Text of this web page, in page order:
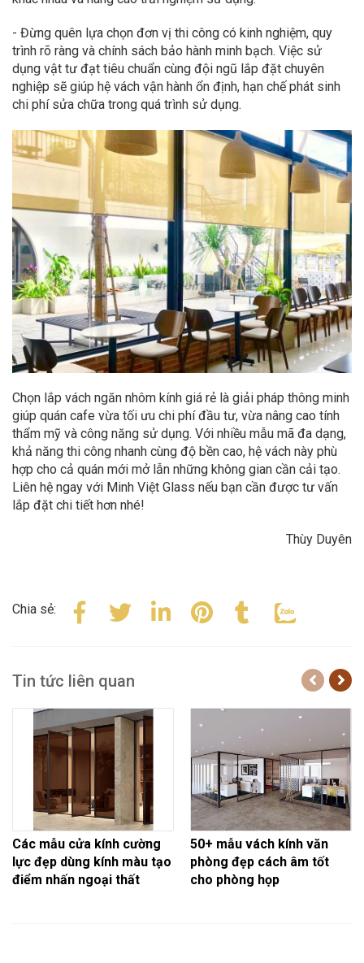
- Đừng quên lựa chọn đơn vị thi công có kinh nghiệm, quy
trình rõ ràng và chính sách bảo hành minh bạch. Việc sử
dụng vật tư đạt tiêu chuẩn cùng đội ngũ lắp đặt chuyên
nghiệp sẽ giúp hệ vách vận hành ổn định, hạn chế phát sinh
chi phí sửa chữa trong quá trình sử dụng.
Chọn lắp vách ngăn nhôm kính giá rẻ là giải pháp thông minh
giúp quán cafe vừa tối ưu chi phí đầu tư, vừa nâng cao tính
thẩm mỹ và công năng sử dụng. Với nhiều mẫu mã đa dạng,
khả năng thi công nhanh cùng độ bền cao, hệ vách này phù
hợp cho cả quán mới mở lẫn những không gian cần cải tạo.
Liên hệ ngay với Minh Việt Glass nếu bạn cần được tư vấn
lắp đặt chi tiết hơn nhé!
Thùy Duyên
Chia sẻ:
Tin tức liên quan
Các mẫu cửa kính cường
lực đẹp dùng kính màu tạo
điểm nhấn ngoại thất
50+ mẫu vách kính văn
phòng đẹp cách âm tốt
cho phòng họp